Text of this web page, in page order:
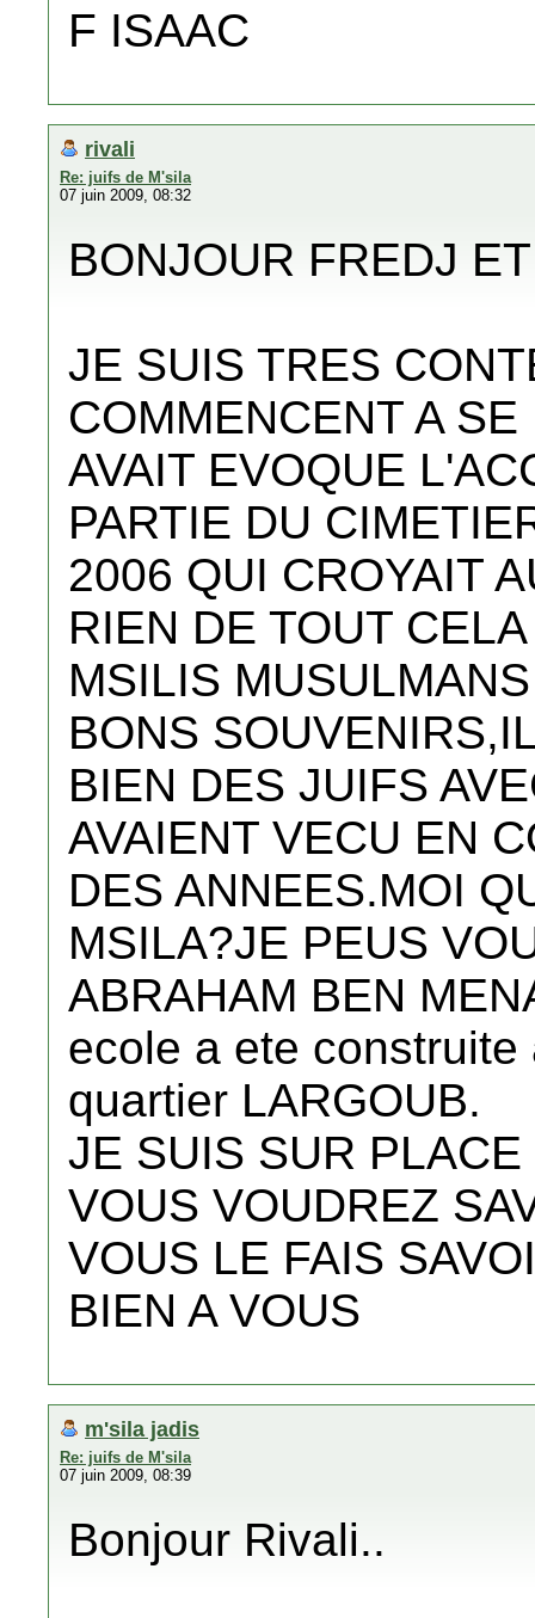
F ISAAC
rivali
Re: juifs de M'sila
07 juin 2009, 08:32
BONJOUR FREDJ
JE SUIS TRES
COMMENCENT A
AVAIT EVOQUE
PARTIE DU
2006 QUI CROYAIT
RIEN DE TOUT
MSILIS
BONS
BIEN DES JUIFS
AVAIENT VECU EN
DES ANNEES.MOI
MSILA?JE PEUS
ABRAHAM BEN
ecole a ete
quartier LARGOUB.
JE SUIS SUR
VOUS VOUDREZ
VOUS LE FAIS
BIEN A VOUS
m'sila jadis
Re: juifs de M'sila
07 juin 2009, 08:39
Bonjour Rivali..